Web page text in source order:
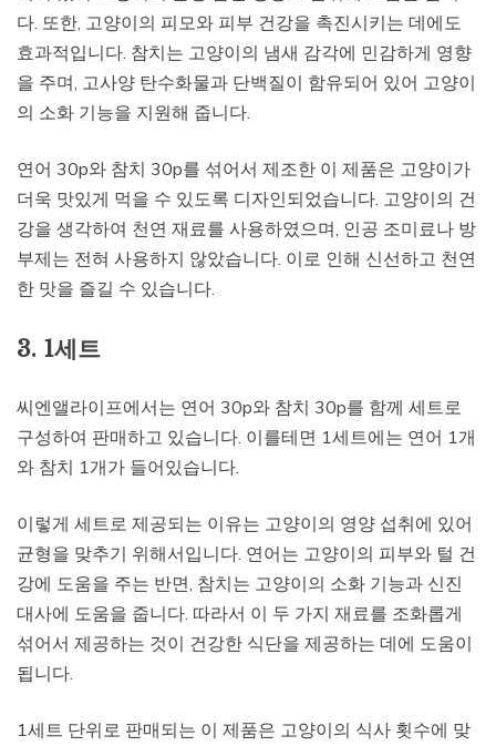
다. 또한, 고양이의 피모와 피부 건강을 촉진시키는 데에도
효과적입니다. 참치는 고양이의 냄새 감각에 민감하게 영향
을 주며, 고사양 탄수화물과 단백질이 함유되어 있어 고양이
의 소화 기능을 지원해 줍니다.
연어 30p와 참치 30p를 섞어서 제조한 이 제품은 고양이가
더욱 맛있게 먹을 수 있도록 디자인되었습니다. 고양이의 건
강을 생각하여 천연 재료를 사용하였으며, 인공 조미료나 방
부제는 전혀 사용하지 않았습니다. 이로 인해 신선하고 천연
한 맛을 즐길 수 있습니다.
3. 1세트
씨엔앨라이프에서는 연어 30p와 참치 30p를 함께 세트로
구성하여 판매하고 있습니다. 이를테면 1세트에는 연어 1개
와 참치 1개가 들어있습니다.
이렇게 세트로 제공되는 이유는 고양이의 영양 섭취에 있어
균형을 맞추기 위해서입니다. 연어는 고양이의 피부와 털 건
강에 도움을 주는 반면, 참치는 고양이의 소화 기능과 신진
대사에 도움을 줍니다. 따라서 이 두 가지 재료를 조화롭게
섞어서 제공하는 것이 건강한 식단을 제공하는 데에 도움이
됩니다.
1세트 단위로 판매되는 이 제품은 고양이의 식사 횟수에 맞